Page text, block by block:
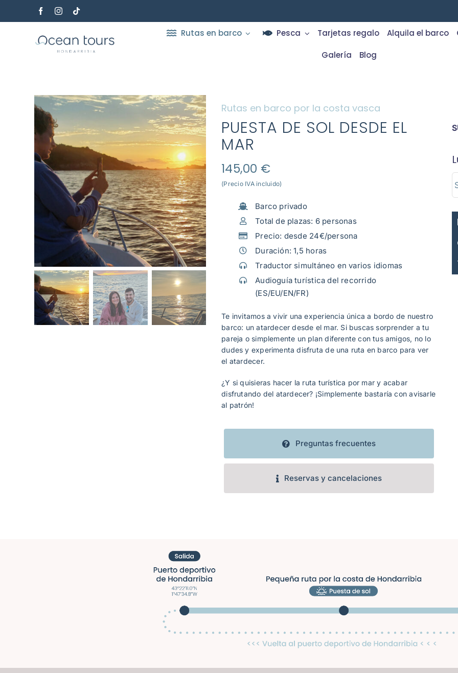
Rutas en barco Pesca Tarjetas regalo Alquila el barco
Galería Blog
Rutas en barco por la costa vasca
PUESTA DE SOL DESDE EL
MAR
145,00 €
(Precio IVA incluido)
Barco privado
Total de plazas: 6 personas
Precio: desde 24€/persona
Duración: 1,5 horas
Traductor simultáneo en varios idiomas
Audioguía turística del recorrido
(ES/EU/EN/FR)
Te invitamos a vivir una experiencia única a bordo de nuestro
barco: un atardecer desde el mar. Si buscas sorprender a tu
pareja o simplemente un plan diferente con tus amigos, no lo
dudes y experimenta disfruta de una ruta en barco para ver
el atardecer.
¿Y si quisieras hacer la ruta turística por mar y acabar
disfrutando del atardecer? ¡Simplemente bastaría con avisarle
al patrón!
Preguntas frecuentes
Reservas y cancelaciones